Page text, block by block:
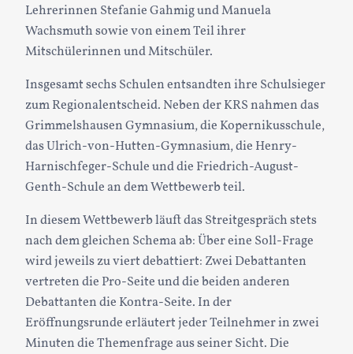
Lehrerinnen Stefanie Gahmig und Manuela
Wachsmuth sowie von einem Teil ihrer
Mitschülerinnen und Mitschüler.
Insgesamt sechs Schulen entsandten ihre Schulsieger
zum Regionalentscheid. Neben der KRS nahmen das
Grimmelshausen Gymnasium, die Kopernikusschule,
das Ulrich-von-Hutten-Gymnasium, die Henry-
Harnischfeger-Schule und die Friedrich-August-
Genth-Schule an dem Wettbewerb teil.
In diesem Wettbewerb läuft das Streitgespräch stets
nach dem gleichen Schema ab: Über eine Soll-Frage
wird jeweils zu viert debattiert: Zwei Debattanten
vertreten die Pro-Seite und die beiden anderen
Debattanten die Kontra-Seite. In der
Eröffnungsrunde erläutert jeder Teilnehmer in zwei
Minuten die Themenfrage aus seiner Sicht. Die